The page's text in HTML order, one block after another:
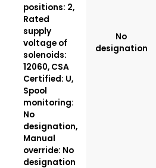
positions: 2,
Rated
supply
voltage of
solenoids:
12060, CSA
Certified: U,
Spool
monitoring:
No
designation,
Manual
override: No
designation
No
designation